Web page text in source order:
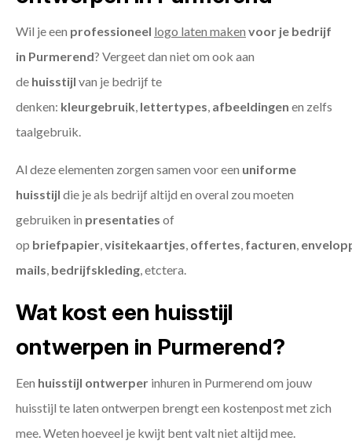
Wil je een professioneel logo laten maken voor je bedrijf
in Purmerend? Vergeet dan niet om ook aan
de huisstijl van je bedrijf te
denken: kleurgebruik, lettertypes, afbeeldingen en zelfs
taalgebruik.
Al deze elementen zorgen samen voor een uniforme
huisstijl die je als bedrijf altijd en overal zou moeten
gebruiken in presentaties of
op briefpapier,visitekaartjes, offertes, facturen,
mails, bedrijfskleding, etctera.
Wat kost een huisstijl
ontwerpen in Purmerend?
Een huisstijl ontwerper inhuren in Purmerend om jouw
huisstijl te laten ontwerpen brengt een kostenpost met zich
mee. Weten hoeveel je kwijt bent valt niet altijd mee.